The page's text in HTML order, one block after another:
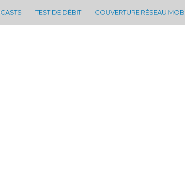
TEST DE DÉBIT COUVERTURE RÉSEAU